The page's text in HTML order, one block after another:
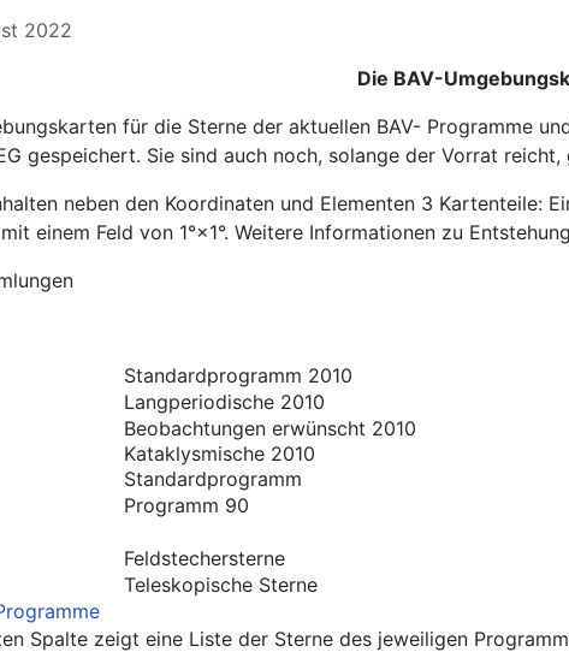
2022
Die BAV-
für die Sterne der aktuellen BAV- Programme
gespeichert. Sie sind auch noch, solange der Vorrat
neben den Koordinaten und Elementen 3 Kartenteile:
einem Feld von 1°×1°. Weitere Informationen zu
Standardprogramm 2010
Langperiodische 2010
Beobachtungen erwünscht 2010
Kataklysmische 2010
Standardprogramm
Programm 90
Feldstechersterne
Teleskopische Sterne
Spalte zeigt eine Liste der Sterne des jeweiligen